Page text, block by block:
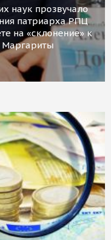
наук прозвучало
патриарха РПЦ
на «склонение» к
Маргариты